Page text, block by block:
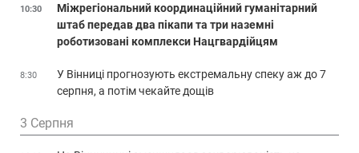
10:30
Міжрегіональний координаційний гуманітарний
штаб передав два пікапи та три наземні
роботизовані комплекси Нацгвардійцям
8:30
У Вінниці прогнозують екстремальну спеку аж до 7
серпня, а потім чекайте дощів
3 Серпня